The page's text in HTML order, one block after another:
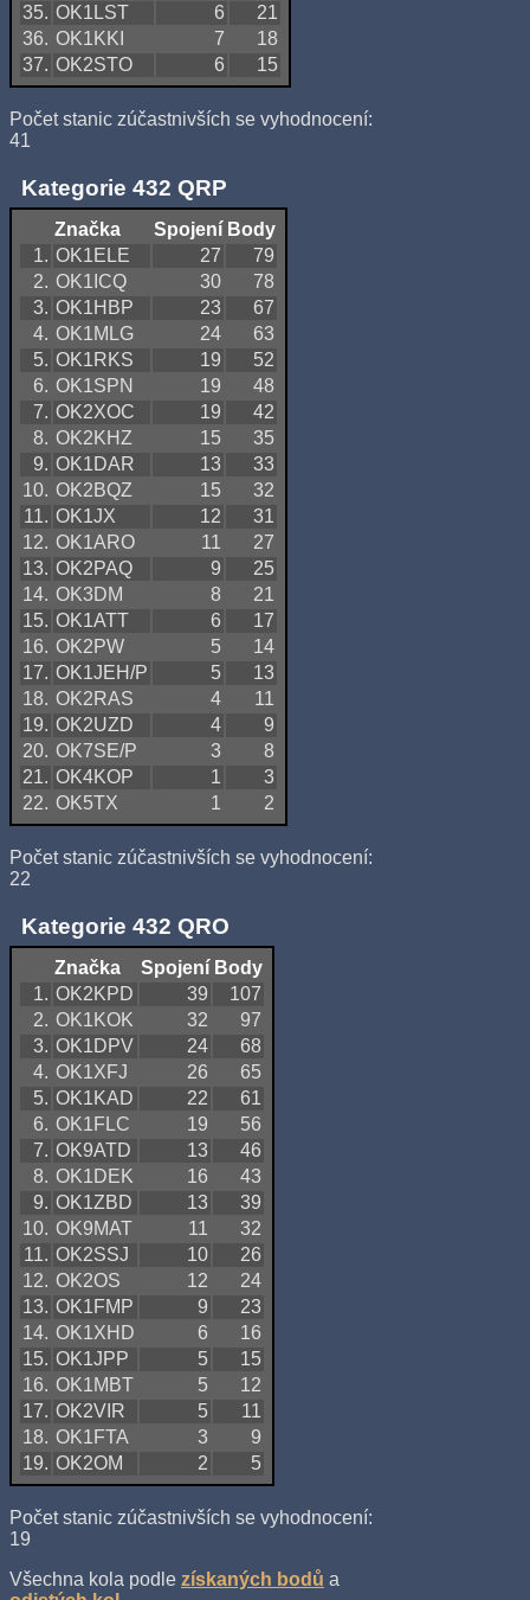
35. OK1LST 6
21
36. OK1KKI 7
18
37. OK2STO 6 15
Počet stanic zúčastnivších se vyhodnocení:
41
Kategorie 432 QRP
Značka Spojení Body
1. OK1ELE 27
79
2. OK1ICQ 30
78
3. OK1HBP 23
67
4. OK1MLG 24
63
5. OK1RKS 19
52
6. OK1SPN 19
48
7. OK2XOC 19
42
8. OK2KHZ 15
35
9. OK1DAR 13
33
10. OK2BQZ 15
32
11. OK1JX 12
31
12. OK1ARO 11
27
13. OK2PAQ 9
25
14. OK3DM 8
21
15. OK1ATT 6
17
16. OK2PW 5
14
17. OK1JEH/P 5
13
18. OK2RAS 4
11
19. OK2UZD 4
9
20. OK7SE/P 3
8
21. OK4KOP 1
3
22. OK5TX 1 2
Počet stanic zúčastnivších se vyhodnocení:
22
Kategorie 432 QRO
Značka Spojení Body
1. OK2KPD 39
107
2. OK1KOK 32
97
3. OK1DPV 24
68
4. OK1XFJ 26
65
5. OK1KAD 22
61
6. OK1FLC 19
56
7. OK9ATD 13
46
8. OK1DEK 16
43
9. OK1ZBD 13
39
10. OK9MAT 11
32
11. OK2SSJ 10
26
12. OK2OS 12
24
13. OK1FMP 9
23
14. OK1XHD 6
16
15. OK1JPP 5
15
16. OK1MBT 5
12
17. OK2VIR 5
11
18. OK1FTA 3
9
19. OK2OM 2 5
Počet stanic zúčastnivších se vyhodnocení:
19
Všechna kola podle získaných bodů a